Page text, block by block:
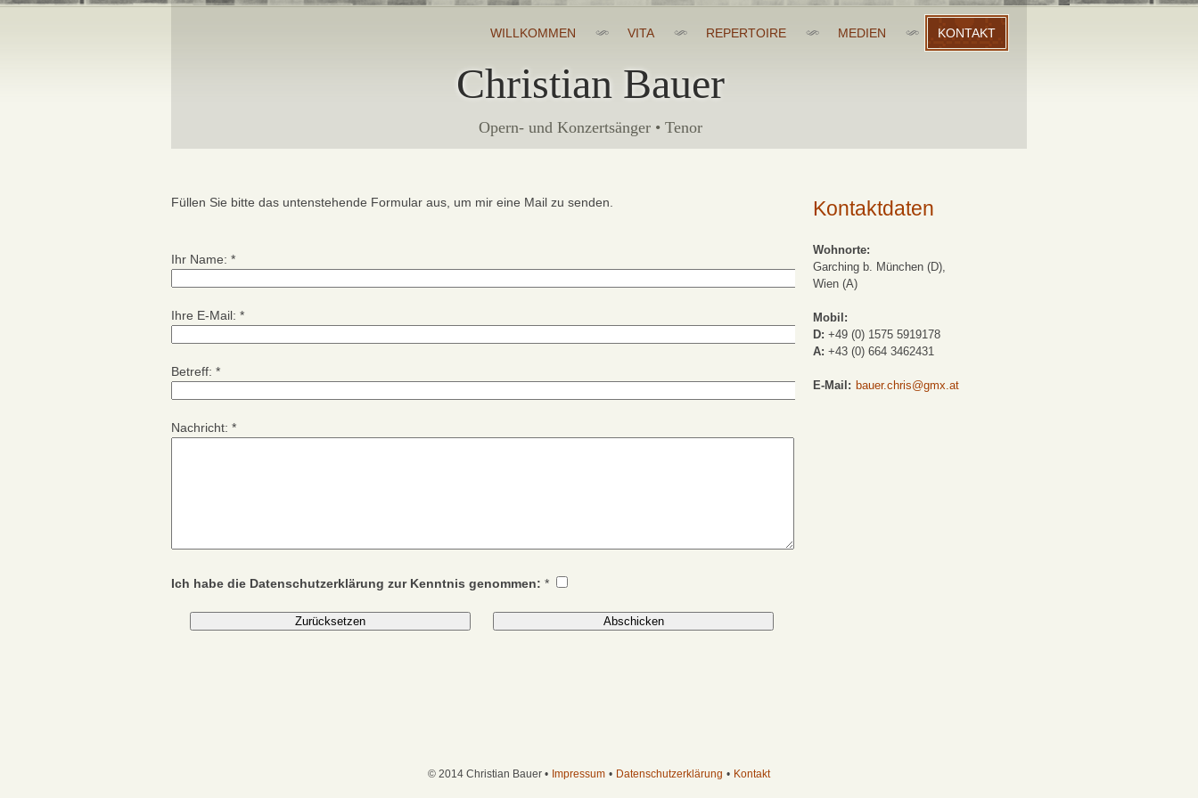
WILLKOMMEN VITA REPERTOIRE MEDIEN KONTAKT
Christian Bauer
Opern- und Konzertsänger • Tenor
Füllen Sie bitte das untenstehende Formular aus, um mir eine Mail zu senden.
Ihr Name: *
Ihre E-Mail: *
Betreff: *
Nachricht: *
Ich habe die Datenschutzerklärung zur Kenntnis genommen: *
Kontaktdaten
Wohnorte:
Garching b. München (D),
Wien (A)
Mobil:
D: +49 (0) 1575 5919178
A: +43 (0) 664 3462431
E-Mail: bauer.chris@gmx.at
© 2014 Christian Bauer • Impressum • Datenschutzerklärung • Kontakt